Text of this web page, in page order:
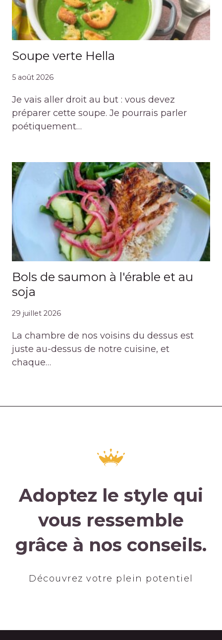
Soupe verte Hella
5 août 2026
Je vais aller droit au but : vous devez
préparer cette soupe. Je pourrais parler
poétiquement…
Bols de saumon à l'érable et au
soja
29 juillet 2026
La chambre de nos voisins du dessus est
juste au-dessus de notre cuisine, et
chaque…
Adoptez le style qui
vous ressemble
grâce à nos conseils.
Découvrez votre plein potentiel